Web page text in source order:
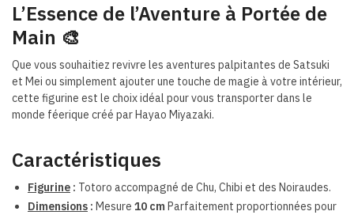
L’Essence de l’Aventure à Portée de
Main 🎨
Que vous souhaitiez revivre les aventures palpitantes de Satsuki
et Mei ou simplement ajouter une touche de magie à votre intérieur,
cette figurine est le choix idéal pour vous transporter dans le
monde féerique créé par Hayao Miyazaki.
Caractéristiques
Figurine : Totoro accompagné de Chu, Chibi et des Noiraudes.
Dimensions : Mesure 10 cm Parfaitement proportionnées pour